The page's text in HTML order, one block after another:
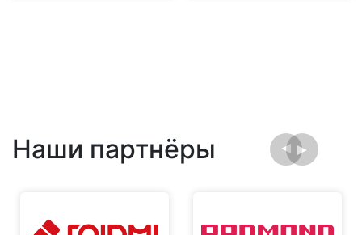
Наши партнёры